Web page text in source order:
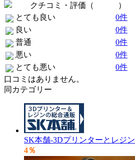
クチコミ・評価（
）
とても良い
0件
良い
0件
普通
0件
悪い
0件
とても悪い
0件
口コミはありません。
同カテゴリー
SK本舗-3Dプリンターとレジン
4％